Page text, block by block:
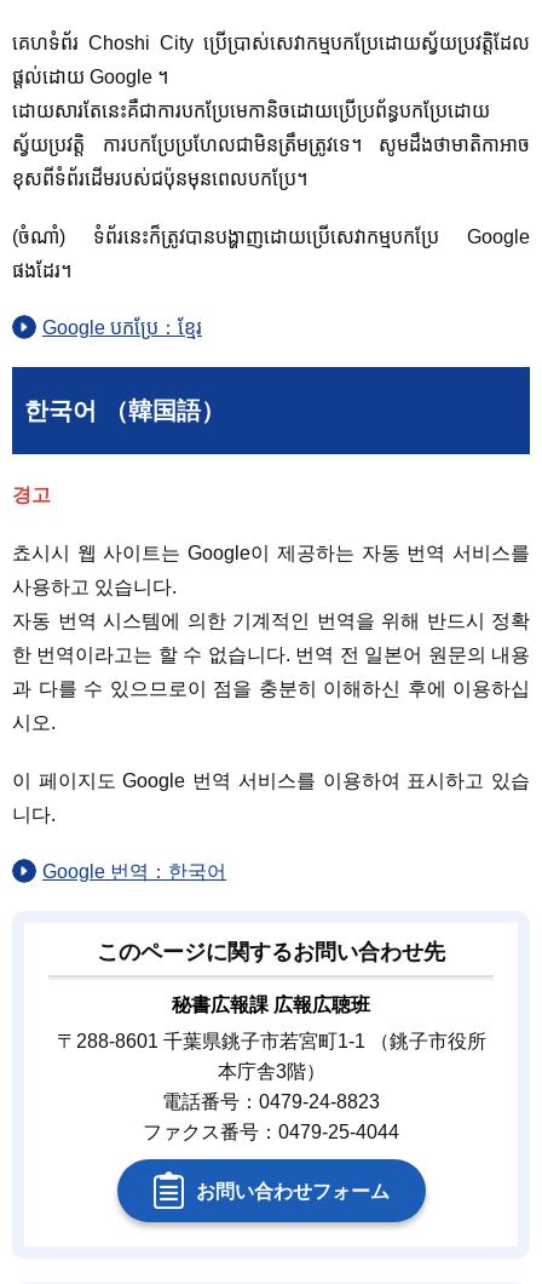
គេហទំព័រ Choshi City ប្រើប្រាស់សេវាកម្មបកប្រែដោយស្វ័យប្រវត្តិដែល
ផ្តល់ដោយ Google ។
ដោយសារតែនេះគឺជាការបកប្រែមេកានិចដោយប្រើប្រព័ន្ធបកប្រែដោយ
ស្វ័យប្រវត្តិ ការបកប្រែប្រហែលជាមិនត្រឹមត្រូវទេ។ សូម​ដឹង​ថា​មាតិកា​អាច​
ខុស​ពី​ទំព័រ​ដើម​របស់​ជប៉ុន​មុន​ពេល​បក​ប្រែ។
(ចំណាំ) ទំព័រនេះក៏ត្រូវបានបង្ហាញដោយប្រើសេវាកម្មបកប្រែ Google
ផងដែរ។
Google បកប្រែ：ខ្មែរ
한국어 （韓国語）
경고
쵸시시 웹 사이트는 Google이 제공하는 자동 번역 서비스를
사용하고 있습니다.
자동 번역 시스템에 의한 기계적인 번역을 위해 반드시 정확
한 번역이라고는 할 수 없습니다. 번역 전 일본어 원문의 내용
과 다를 수 있으므로이 점을 충분히 이해하신 후에 이용하십
시오.
이 페이지도 Google 번역 서비스를 이용하여 표시하고 있습
니다.
Google 번역：한국어
このページに関するお問い合わせ先
秘書広報課 広報広聴班
〒288-8601 千葉県銚子市若宮町1-1 （銚子市役所
本庁舎3階）
電話番号：0479-24-8823
ファクス番号：0479-25-4044
お問い合わせフォーム